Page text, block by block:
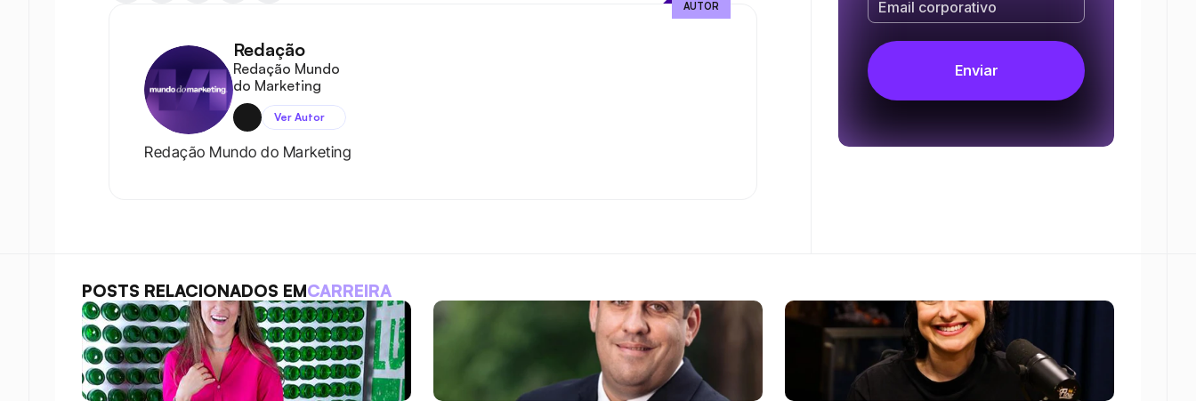
Redação
Redação Mundo
do Marketing
Ver Autor
Redação Mundo do Marketing
AUTOR
POSTS RELACIONADOS EMCARREIRA